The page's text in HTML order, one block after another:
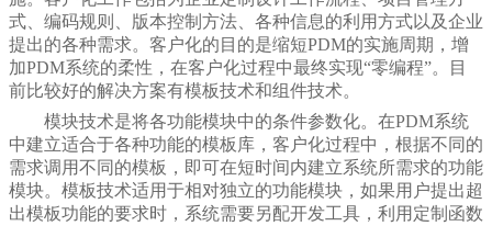
式、编码规则、版本控制方法、各种信息的利用方式以及企业
提出的各种需求。客户化的目的是缩短PDM的实施周期，增
加PDM系统的柔性，在客户化过程中最终实现“零编程”。目
前比较好的解决方案有模板技术和组件技术。
模块技术是将各功能模块中的条件参数化。在PDM系统
中建立适合于各种功能的模板库，客户化过程中，根据不同的
需求调用不同的模板，即可在短时间内建立系统所需求的功能
模块。模板技术适用于相对独立的功能模块，如果用户提出超
出模板功能的要求时，系统需要另配开发工具，利用定制函数